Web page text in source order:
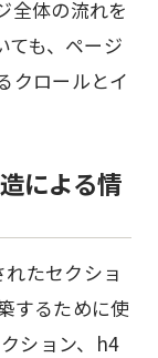
全体の流れを
ても、ページ
クロールとイ
による情
たセクショ
するために使
ション、h4